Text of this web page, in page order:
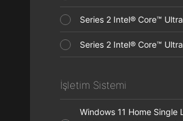
Series 2 Intel® Core™
Series 2 Intel® Core™
İşletim Sistemi
Windows 11 Home Single